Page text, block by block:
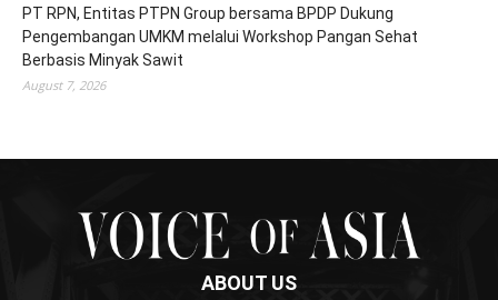
PT RPN, Entitas PTPN Group bersama BPDP Dukung
Pengembangan UMKM melalui Workshop Pangan Sehat
Berbasis Minyak Sawit
August 7, 2026
ABOUT US